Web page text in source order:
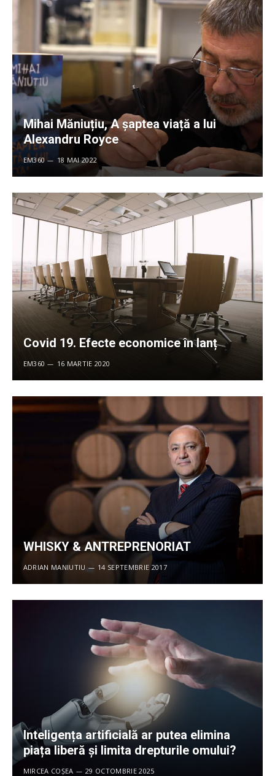
Mihai Măniuțiu, A șaptea viață a lui
Alexandru Royce
EM360 18 MAI 2022
Covid 19. Efecte economice în lanț
EM360 16 MARTIE 2020
WHISKY & ANTREPRENORIAT
ADRIAN MANIUTIU 14 SEPTEMBRIE 2017
Inteligența artificială ar putea elimina
piața liberă și limita drepturile omului?
MIRCEA COȘEA 29 OCTOMBRIE 2025